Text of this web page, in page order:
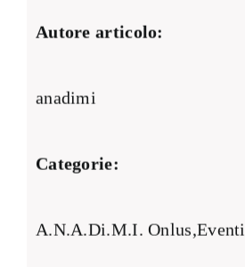
Autore articolo:
anadimi
Categorie:
A.N.A.Di.M.I. Onlus,Eventi